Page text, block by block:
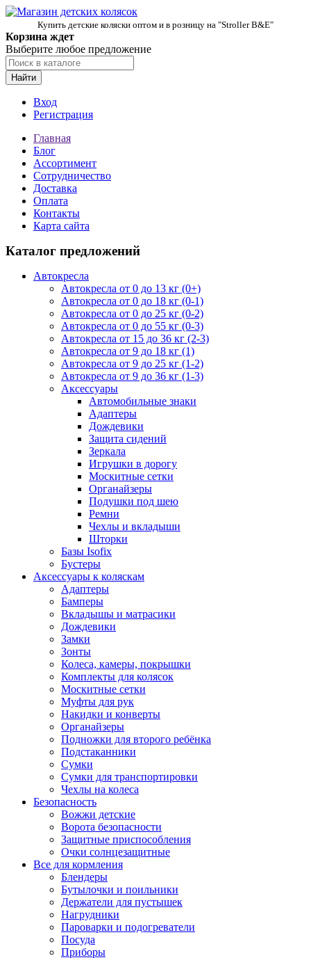
Купить детские коляски оптом и в розницу на "Stroller B&E"
Корзина ждет
Выберите любое предложение
Найти
Вход
Регистрация
Главная
Блог
Ассортимент
Сотрудничество
Доставка
Оплата
Контакты
Карта сайта
Каталог предложений
Автокресла
Автокресла от 0 до 13 кг (0+)
Автокресла от 0 до 18 кг (0-1)
Автокресла от 0 до 25 кг (0-2)
Автокресла от 0 до 55 кг (0-3)
Автокресла от 15 до 36 кг (2-3)
Автокресла от 9 до 18 кг (1)
Автокресла от 9 до 25 кг (1-2)
Автокресла от 9 до 36 кг (1-3)
Аксессуары
Автомобильные знаки
Адаптеры
Дождевики
Защита сидений
Зеркала
Игрушки в дорогу
Москитные сетки
Органайзеры
Подушки под шею
Ремни
Чехлы и вкладыши
Шторки
Базы Isofix
Бустеры
Аксессуары к коляскам
Адаптеры
Бамперы
Вкладышы и матрасики
Дождевики
Замки
Зонты
Колеса, камеры, покрышки
Комплекты для колясок
Москитные сетки
Муфты для рук
Накидки и конверты
Органайзеры
Подножки для второго ребёнка
Подстаканники
Сумки
Сумки для транспортировки
Чехлы на колеса
Безопасность
Вожжи детские
Ворота безопасности
Защитные приспособления
Очки солнцезащитные
Все для кормления
Блендеры
Бутылочки и поильники
Держатели для пустышек
Нагрудники
Пароварки и подогреватели
Посуда
Приборы